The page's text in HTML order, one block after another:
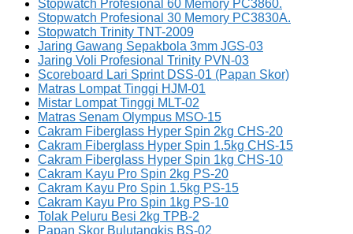
Stopwatch Profesional 60 Memory PC3860.
Stopwatch Profesional 30 Memory PC3830A.
Stopwatch Trinity TNT-2009
Jaring Gawang Sepakbola 3mm JGS-03
Jaring Voli Profesional Trinity PVN-03
Scoreboard Lari Sprint DSS-01 (Papan Skor)
Matras Lompat Tinggi HJM-01
Mistar Lompat Tinggi MLT-02
Matras Senam Olympus MSO-15
Cakram Fiberglass Hyper Spin 2kg CHS-20
Cakram Fiberglass Hyper Spin 1.5kg CHS-15
Cakram Fiberglass Hyper Spin 1kg CHS-10
Cakram Kayu Pro Spin 2kg PS-20
Cakram Kayu Pro Spin 1.5kg PS-15
Cakram Kayu Pro Spin 1kg PS-10
Tolak Peluru Besi 2kg TPB-2
Papan Skor Bulutangkis BS-02